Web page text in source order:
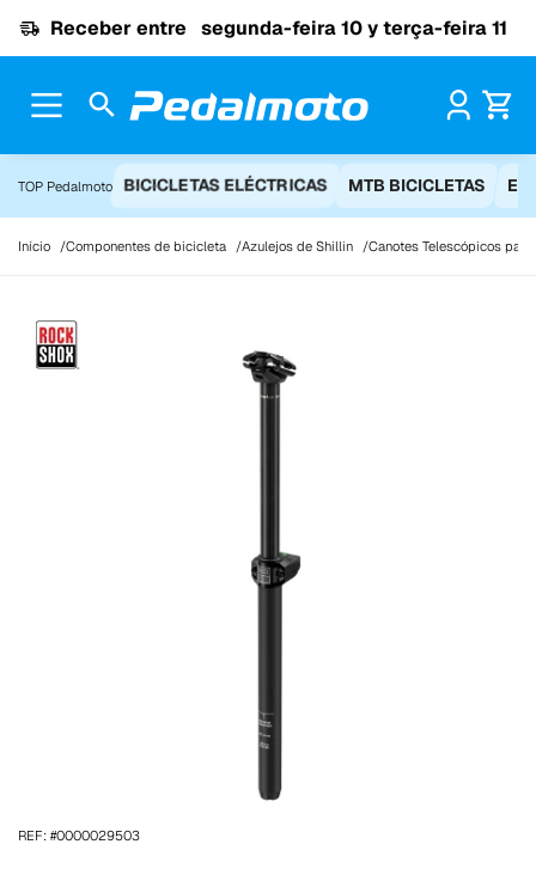
Receber entre segunda-feira 10 y terça-feira 11
TOP Pedalmoto BICICLETAS ELÉCTRICAS MTB BICICLETAS
Início Componentes de bicicleta Azulejos de Shillin Canotes Telescópicos
REF: #0000029503